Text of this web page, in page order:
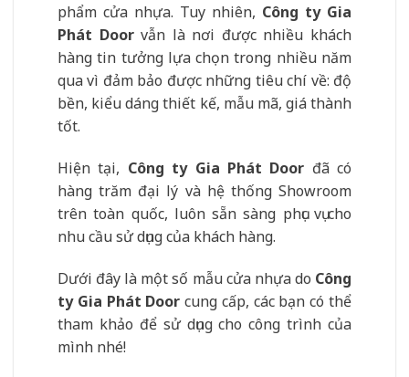
phẩm cửa nhựa. Tuy nhiên, Công ty Gia
Phát Doorvẫn là nơi được nhiều khách
hàng tin tưởng lựa chọn trong nhiều năm
qua vì đảm bảo được những tiêu chí về: độ
bền, kiểu dáng thiết kế, mẫu mã, giá thành
tốt.
Hiện tại, Công ty Gia Phát Door đã có
hàng trăm đại lý và hệ thống Showroom
trên toàn quốc, luôn sẵn sàng phục vụ cho
nhu cầu sử dụng của khách hàng.
Dưới đây là một số mẫu cửa nhựa do Công
ty Gia Phát Doorcung cấp, các bạn có thể
tham khảo để sử dụng cho công trình của
mình nhé!